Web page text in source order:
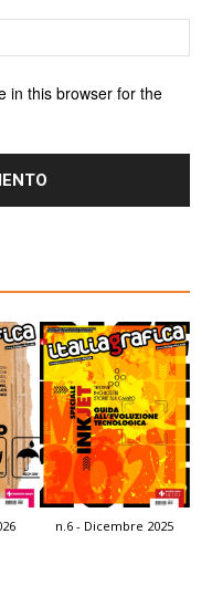
in this browser for the
n.6 - Dicembre 2025